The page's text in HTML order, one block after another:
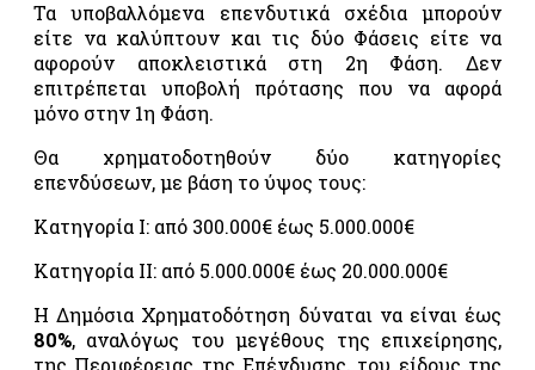
τροφίμων
και
ποτών –
«FSSC
22000»
ολοκληρωμένης
διαχείρισης
αγροτική
παραγωγή
«GLOBALGAP»
Σύστημα
ολοκληρωμένης
Τα υποβαλλόμενα επενδυτικά σχέδια μπορούν
είτε να καλύπτουν και τις δύο Φάσεις είτε να
αφορούν αποκλειστικά στη 2η Φάση. Δεν
επιτρέπεται υποβολή πρότασης που να αφορά
μόνο στην 1η Φάση.
Θα χρηματοδοτηθούν δύο κατηγορίες
επενδύσεων, με βάση το ύψος τους:
Κατηγορία I: από 300.000€ έως 5.000.000€
Κατηγορία II: από 5.000.000€ έως 20.000.000€
Η Δημόσια Χρηματοδότηση δύναται να είναι έως
80%, αναλόγως του μεγέθους της επιχείρησης,
της Περιφέρειας της Επένδυσης, του είδους της